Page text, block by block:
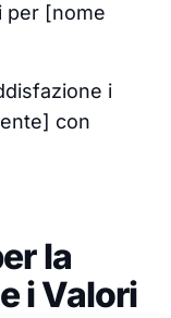
per [nome
i
con
la
i Valori